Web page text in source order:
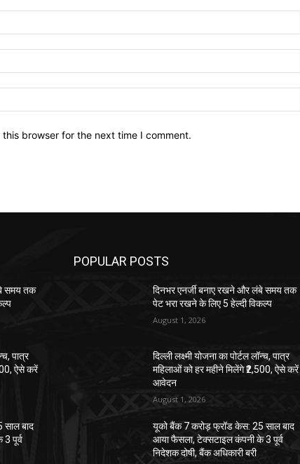
browser for the next time I comment.
समय तक
पात्र
ऐसे करें
बाद
पूर्व
POPULAR POSTS
दिनभर एनर्जी बनाए रखने और लंबे समय तक
पेट भरा रखने के लिए 5 हेल्दी विकल्प
August 1, 2026
दिल्ली लक्ष्मी योजना का पोर्टल लॉन्च, पात्र
महिलाओं को हर महीने मिलेंगे ₹2,500, ऐसे करें
आवेदन
August 1, 2026
यूको बैंक 7 करोड़ फ्रॉड केस: 25 साल बाद
आया फैसला, टेक्सटाइल कंपनी के 3 पूर्व
निदेशक दोषी, बैंक अधिकारी बरी